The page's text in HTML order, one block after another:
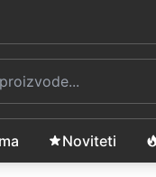
Noviteti